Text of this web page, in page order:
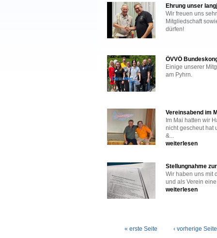
Ehrung unser
Wir freuen uns
Mitgliedschaft
dürfen!
ÖVVÖ
Einige unserer
am Pyhrn.
Vereinsabend im
Im Mai hatten wir
nicht gescheut hat
&...
weiterlesen
Stellungnahme
Wir haben uns mit
und als Verein
weiterlesen
Seiten« erste Seite ‹ vorherige Seite